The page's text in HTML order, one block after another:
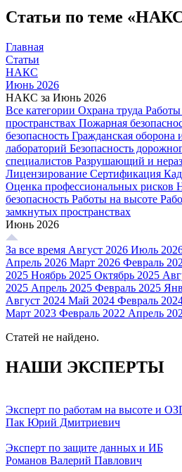
Статьи по теме
Главная
Статьи
НАКС
Июнь 2026
НАКС за Июнь 2026
Все категории Охрана труда
пространствах Пожарная
безопасность Гражданская оборона
лабораторий Безопасность
специалистов Разрушающий и
Лицензирование Сертификация
Оценка профессиональных рисков
безопасность Работы на высоте
замкнутых пространствах
Июнь 2026
За все время Август 2026 Июль
Апрель 2026 Март 2026 Февраль
2025 Ноябрь 2025 Октябрь 2025
2025 Апрель 2025 Февраль 2025
Август 2024 Май 2024 Февраль
Март 2023 Февраль 2022 Апрель
Статей не найдено.
НАШИ ЭКСПЕРТЫ
Эксперт по работам на высоте и
Пак Юрий Дмитриевич
Эксперт по защите данных и ИБ
Романов Валерий Павлович